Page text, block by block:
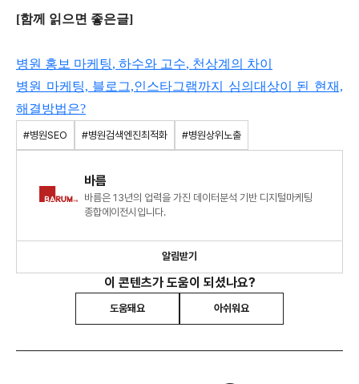
[함께 읽으면 좋은글]
병원 홍보 마케팅, 하수와 고수, 천상계의 차이
병원 마케팅, 블로그,인스타그램까지 심의대상이 된 현재,
해결방법은?
#병원SEO #병원검색엔진최적화 #병원상위노출
바름
바름은 13년의 업력을 가진 데이터분석 기반 디지털마케팅
종합에이전시입니다.
알림받기
이 콘텐츠가 도움이 되셨나요?
도움돼요 아쉬워요